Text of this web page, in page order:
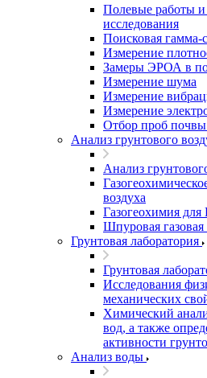
Полевые работы
исследования
Поисковая
Измерение
Замеры ЭРОА в
Измерение шума
Измерение
Измерение
Отбор проб
Анализ грунтового
Анализ
воздуха
Газогеохимия
Шпуровая газовая
Грунтовая лаборатория
Грунтовая
Исследования
механических
Химический
вод, а также
активности
Анализ воды